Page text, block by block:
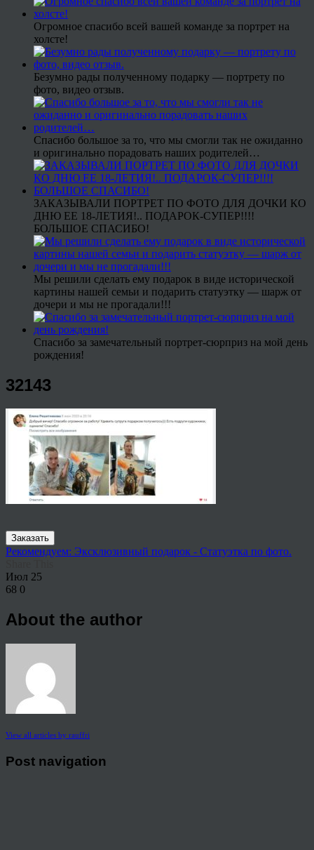
Огромное спасибо всей вашей команде за портрет на
холсте!
Безумно рады полученному подарку — портрету по
фото, видео отзыв.
Спасибо большое за то, что мы смогли так не ожиданно
и оригинально порадовать наших родителей…
ЗАКАЗЫВАЛИ ПОРТРЕТ ПО ФОТО ДЛЯ ДОЧКИ КО
ДНЮ ЕЕ 18-ЛЕТИЯ!.. ПОДАРОК-СУПЕР!!!!
БОЛЬШОЕ СПАСИБО!
Мы решили сделать ему подарок в виде исторической
картины нашей семьи и подарить статуэтку — шарж от
дочери и мы не прогадали!!!
Спасибо за замечательный портрет-сюрприз на мой день
рождения!
32143
Заказать
Рекомендуем: Эксклюзивный подарок - Статуэтка по фото.
Июл 25
68 0
About the author
View all articles by rauffri
Post navigation